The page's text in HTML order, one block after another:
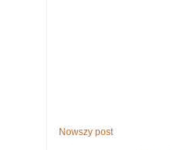
Nowszy post